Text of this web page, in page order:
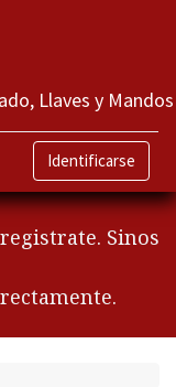
Llaves y Mandos
Identificarse
Sinos